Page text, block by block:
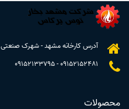
آدرس کارخانه مشهد - شهرک صنعتی
09152152481
-
09152133795
محصولات